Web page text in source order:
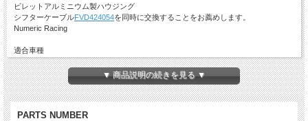
ビレットアルミニウム製ハウジング
シフターケーブルFVD424054を同時に交換することをお薦めします。
Numeric Racing
適合車種
ポルシェ・991カレラ 各モデル
ポルシェ・991.2カレラ 各モデル
ポルシェ・981ボクスター 各モデル
ポルシェ・981ケイマン 各モデル
ポルシェ・718ケイマン 各モデル
▼ 商品説明の続きを見る ▼
PARTS NUMBER